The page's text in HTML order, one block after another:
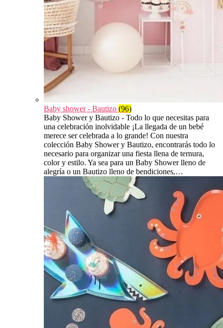
Baby shower - Bautizo (96)
Baby Shower y Bautizo - Todo lo que necesitas para
una celebración inolvidable ¡La llegada de un bebé
merece ser celebrada a lo grande! Con nuestra
colección Baby Shower y Bautizo, encontrarás todo lo
necesario para organizar una fiesta llena de ternura,
color y estilo. Ya sea para un Baby Shower lleno de
alegría o un Bautizo lleno de bendiciones,…